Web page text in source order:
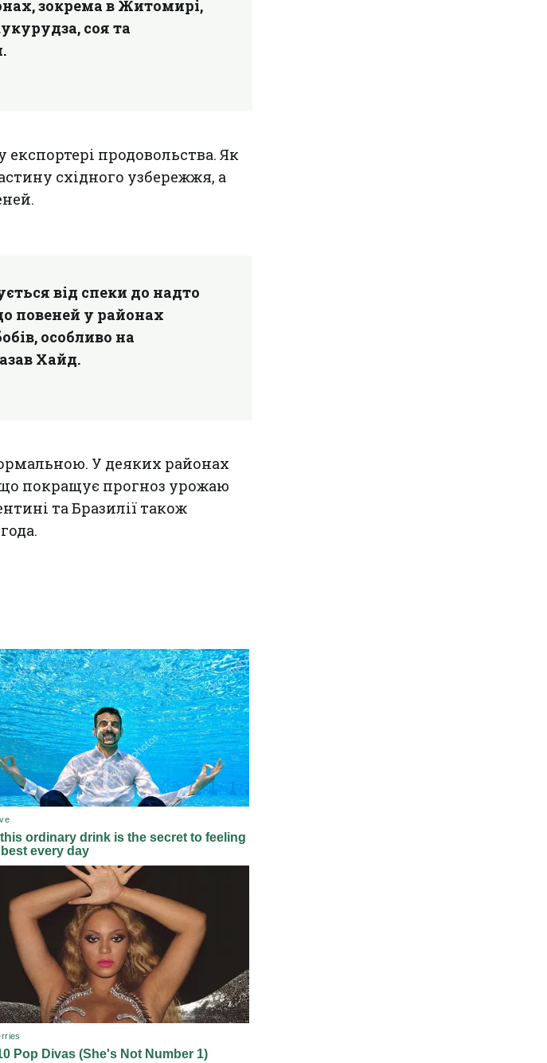
зокрема в Житомирі,
соя та
продовольства. Як
східного узбережжя, а
від спеки до надто
повеней у районах
особливо на
Хайд.
У деяких районах
покращує прогноз урожаю
та Бразилії також